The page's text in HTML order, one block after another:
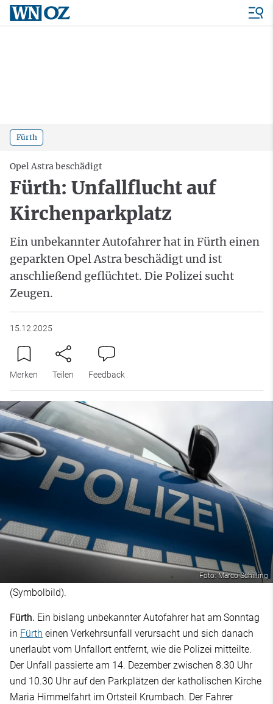
Fürth
Opel Astra beschädigt
Fürth: Unfallflucht auf
Kirchenparkplatz
Ein unbekannter Autofahrer hat in Fürth einen
geparkten Opel Astra beschädigt und ist
anschließend geflüchtet. Die Polizei sucht
Zeugen.
15.12.2025
Merken Teilen Feedback
Foto: Marco Schilling
(Symbolbild).
Fürth. Ein bislang unbekannter Autofahrer hat am Sonntag
in Fürth einen Verkehrsunfall verursacht und sich danach
unerlaubt vom Unfallort entfernt, wie die Polizei mitteilte.
Der Unfall passierte am 14. Dezember zwischen 8.30 Uhr
und 10.30 Uhr auf den Parkplätzen der katholischen Kirche
Maria Himmelfahrt im Ortsteil Krumbach. Der Fahrer